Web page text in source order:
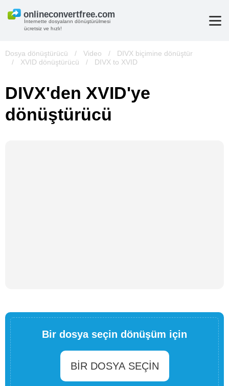
İnternette dosyaların dönüştürülmesi
ücretsiz ve hızlı!
Dosya dönüştürücü / Video /
DIVX biçimine dönüştür
/
XVID dönüştürücü / DIVX to XVID
DIVX'den XVID'ye
dönüştürücü
Bir dosya seçin dönüşüm için
BIR DOSYA SEÇIN